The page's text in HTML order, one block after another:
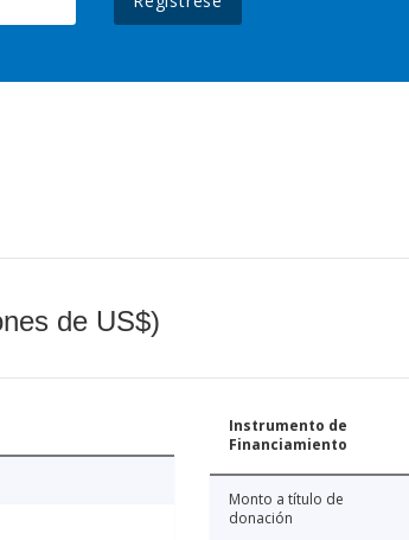
de US$)
Instrumento de
Financiamiento
Monto a título de
donación